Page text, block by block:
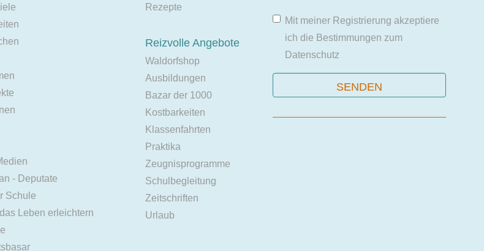
- Deputate
Schule
Leben erleichtern
Rezepte
Reizvolle Angebote
Waldorfshop
Ausbildungen
Bazar der 1000
Kostbarkeiten
Klassenfahrten
Praktika
Zeugnisprogramme
Schulbegleitung
Zeitschriften
Urlaub
Mit meiner Registrierung akzeptiere
ich die Bestimmungen zum
Datenschutz